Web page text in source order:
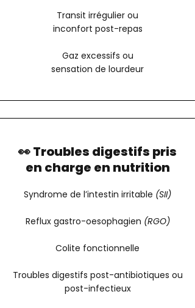
Transit irrégulier ou
inconfort post-repas
Gaz excessifs ou
sensation de lourdeur
👀 Troubles digestifs pris
en charge en nutrition
Syndrome de l’intestin irritable (SII)
Reflux gastro-oesophagien (RGO)
Colite fonctionnelle
Troubles digestifs post-antibiotiques ou
post-infectieux